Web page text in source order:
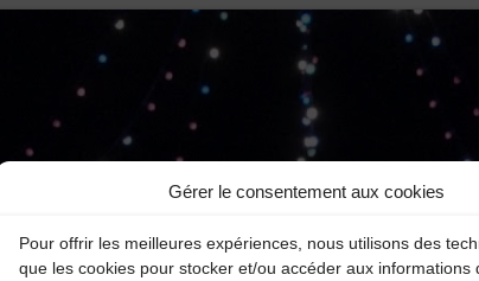
Gérer le consentement aux cookies
Pour offrir les meilleures expériences, nous utilisons des
que les cookies pour stocker et/ou accéder aux informations